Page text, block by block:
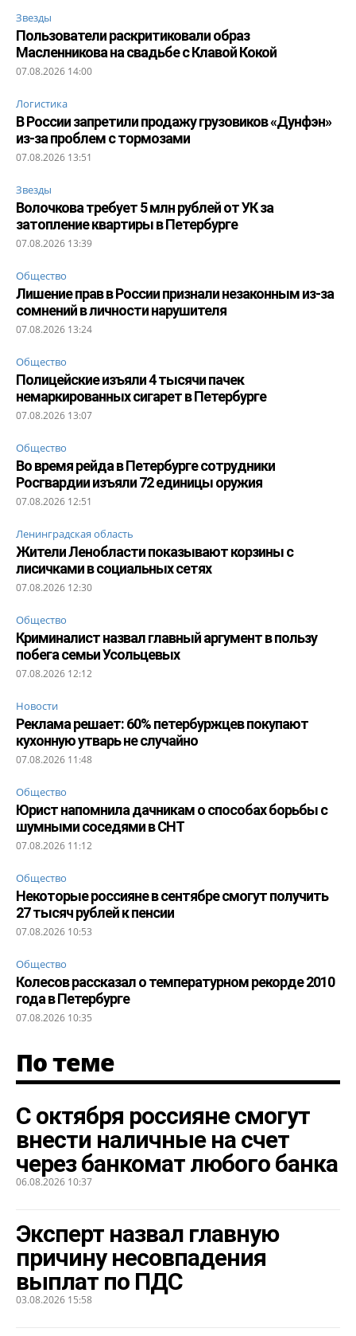
Звезды
Пользователи раскритиковали образ
Масленникова на свадьбе с Клавой Кокой
07.08.2026 14:00
Логистика
В России запретили продажу грузовиков «Дунфэн»
из-за проблем с тормозами
07.08.2026 13:51
Звезды
Волочкова требует 5 млн рублей от УК за
затопление квартиры в Петербурге
07.08.2026 13:39
Общество
Лишение прав в России признали незаконным из-за
сомнений в личности нарушителя
07.08.2026 13:24
Общество
Полицейские изъяли 4 тысячи пачек
немаркированных сигарет в Петербурге
07.08.2026 13:07
Общество
Во время рейда в Петербурге сотрудники
Росгвардии изъяли 72 единицы оружия
07.08.2026 12:51
Ленинградская область
Жители Ленобласти показывают корзины с
лисичками в социальных сетях
07.08.2026 12:30
Общество
Криминалист назвал главный аргумент в пользу
побега семьи Усольцевых
07.08.2026 12:12
Новости
Реклама решает: 60% петербуржцев покупают
кухонную утварь не случайно
07.08.2026 11:48
Общество
Юрист напомнила дачникам о способах борьбы с
шумными соседями в СНТ
07.08.2026 11:12
Общество
Некоторые россияне в сентябре смогут получить
27 тысяч рублей к пенсии
07.08.2026 10:53
Общество
Колесов рассказал о температурном рекорде 2010
года в Петербурге
07.08.2026 10:35
По теме
С октября россияне смогут
внести наличные на счет
через банкомат любого банка
06.08.2026 10:37
Эксперт назвал главную
причину несовпадения
выплат по ПДС
03.08.2026 15:58